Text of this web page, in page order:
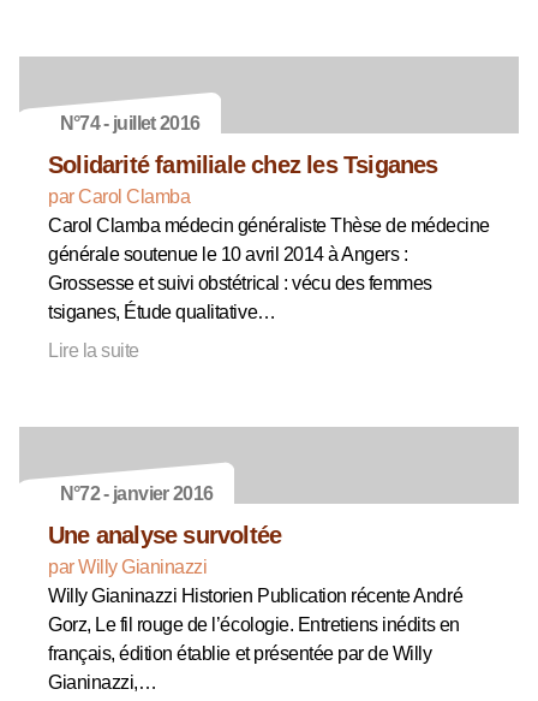
N°74 - juillet 2016
Solidarité familiale chez les Tsiganes
par Carol Clamba
Carol Clamba médecin généraliste Thèse de médecine
générale soutenue le 10 avril 2014 à Angers :
Grossesse et suivi obstétrical : vécu des femmes
tsiganes, Étude qualitative…
Lire la suite
N°72 - janvier 2016
Une analyse survoltée
par Willy Gianinazzi
Willy Gianinazzi Historien Publication récente André
Gorz, Le fil rouge de l’écologie. Entretiens inédits en
français, édition établie et présentée par de Willy
Gianinazzi,…